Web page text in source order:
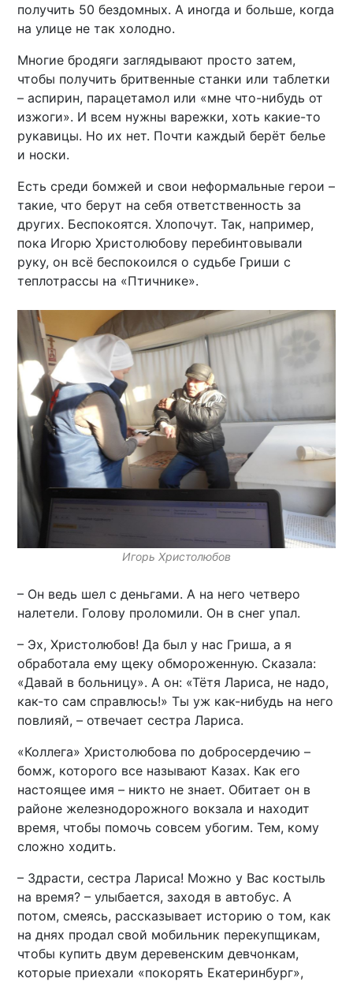
получить 50 бездомных. А иногда и больше, когда
на улице не так холодно.
Многие бродяги заглядывают просто затем,
чтобы получить бритвенные станки или таблетки
– аспирин, парацетамол или «мне что-нибудь от
изжоги». И всем нужны варежки, хоть какие-то
рукавицы. Но их нет. Почти каждый берёт белье
и носки.
Есть среди бомжей и свои неформальные герои –
такие, что берут на себя ответственность за
других. Беспокоятся. Хлопочут. Так, например,
пока Игорю Христолюбову перебинтовывали
руку, он всё беспокоился о судьбе Гриши с
теплотрассы на «Птичнике».
Игорь Христолюбов
– Он ведь шел с деньгами. А на него четверо
налетели. Голову проломили. Он в снег упал.
– Эх, Христолюбов! Да был у нас Гриша, а я
обработала ему щеку обмороженную. Сказала:
«Давай в больницу». А он: «Тётя Лариса, не надо,
как-то сам справлюсь!» Ты уж как-нибудь на него
повлияй, – отвечает сестра Лариса.
«Коллега» Христолюбова по добросердечию –
бомж, которого все называют Казах. Как его
настоящее имя – никто не знает. Обитает он в
районе железнодорожного вокзала и находит
время, чтобы помочь совсем убогим. Тем, кому
сложно ходить.
– Здрасти, сестра Лариса! Можно у Вас костыль
на время? – улыбается, заходя в автобус. А
потом, смеясь, рассказывает историю о том, как
на днях продал свой мобильник перекупщикам,
чтобы купить двум деревенским девчонкам,
которые приехали «покорять Екатеринбург»,